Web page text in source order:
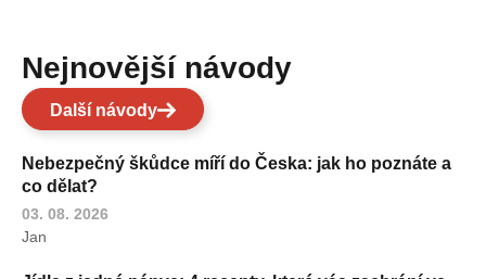
Nejnovější návody
Další návody
Nebezpečný škůdce míří do Česka: jak ho poznáte a
co dělat?
03. 08. 2026
Jan